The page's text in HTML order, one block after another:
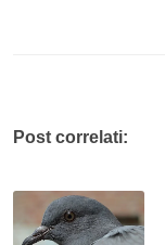
Post correlati: